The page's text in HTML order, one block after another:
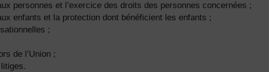
personnes et l’exercice des droits des personnes concernées ;
enfants et la protection dont bénéficient les enfants ;
;
de l’Union ;